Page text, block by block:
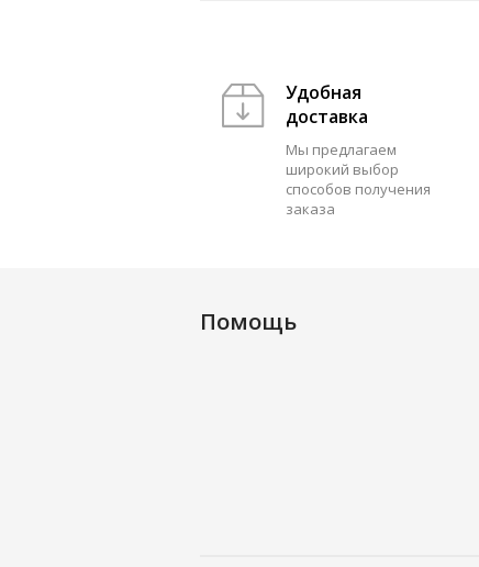
Удобная
доставка
Мы предлагаем
широкий выбор
способов получения
заказа
Помощь